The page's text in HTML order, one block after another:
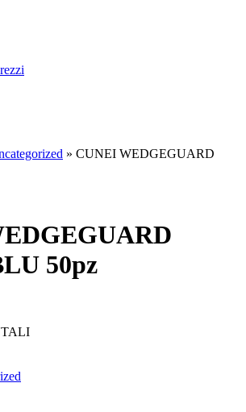
» CUNEI WEDGEGUARD
50pz